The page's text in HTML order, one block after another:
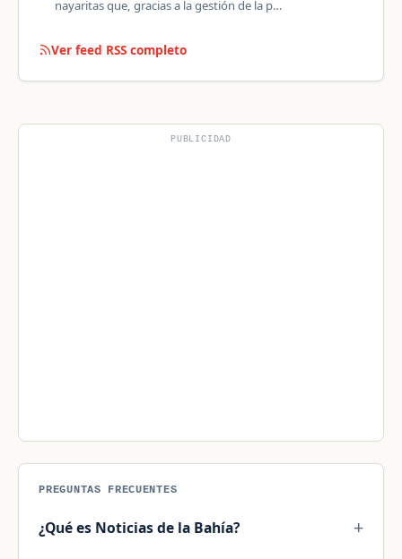
nayaritas que, gracias a la gestión de la p…
Ver feed RSS completo
PUBLICIDAD
PREGUNTAS FRECUENTES
¿Qué es Noticias de la Bahía?